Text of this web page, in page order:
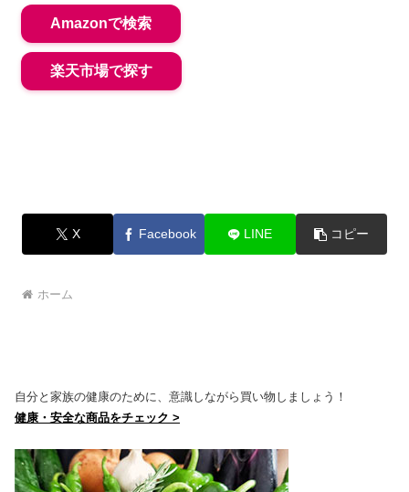
Amazonで検索
楽天市場で探す
X Facebook LINE コピー
ホーム
自分と家族の健康のために、意識しながら買い物しましょう！
健康・安全な商品をチェック >